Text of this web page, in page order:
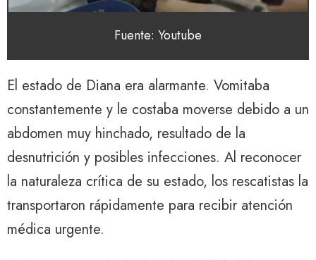
Fuente: Youtube
El estado de Diana era alarmante. Vomitaba
constantemente y le costaba moverse debido a un
abdomen muy hinchado, resultado de la
desnutrición y posibles infecciones. Al reconocer
la naturaleza crítica de su estado, los rescatistas la
transportaron rápidamente para recibir atención
médica urgente.